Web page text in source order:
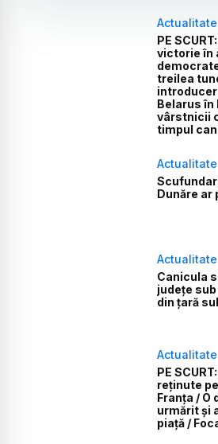
Actualitate
PE
victorie în
treilea
Belarus în
vârstnicii
timpul
Actualitate
Dunăre ar
Actualitate
Canicula
județe
din țară
Actualitate
PE
reținute
Franța / O
urmărit și
piață /